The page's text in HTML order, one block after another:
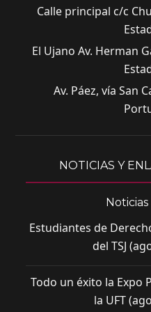
humanos
trabajador
sean
acuerdo a
recursos
Diseñar e
procesos de
permanencia
sector
Aplicar los
de
finalizar el
corresponde.
Calle principal c/c
El Ujano Av. Herman
Av. Páez, vía San
NOTICIAS Y
Estudiantes de
del TSJ
Todo un éxito la Expo
la UFT